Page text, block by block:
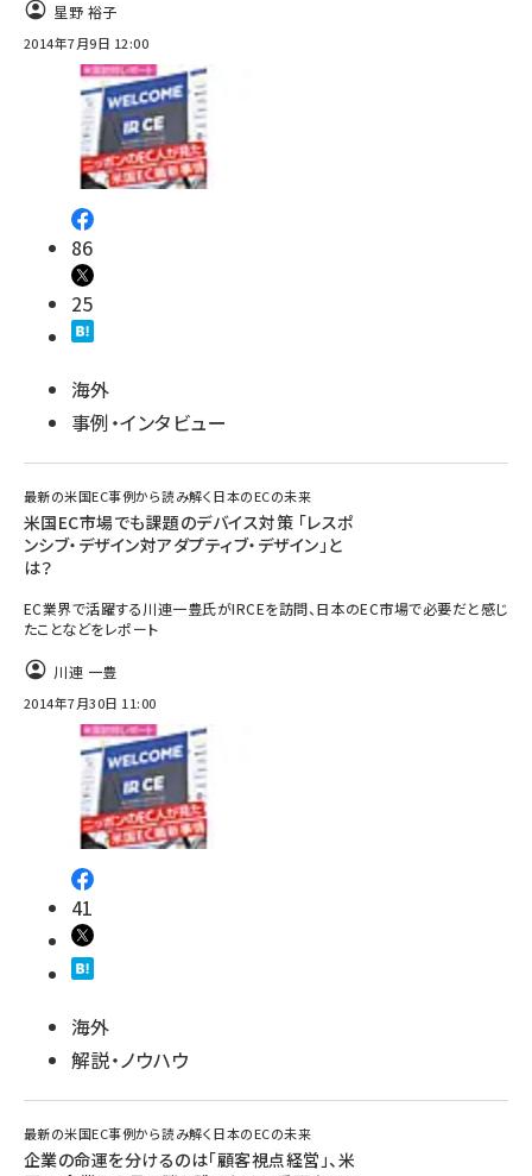
星野 裕子
2014年7月9日 12:00
86
25
海外
事例・インタビュー
最新の米国EC事例から読み解く日本のECの未来
米国EC市場でも課題のデバイス対策 「レスポ
ンシブ・デザイン対アダプティブ・デザイン」と
は？
EC業界で活躍する川連一豊氏がIRCEを訪問、日本のEC市場で必要だと感じ
たことなどをレポート
川連 一豊
2014年7月30日 11:00
41
海外
解説・ノウハウ
最新の米国EC事例から読み解く日本のECの未来
企業の命運を分けるのは「顧客視点経営」、米